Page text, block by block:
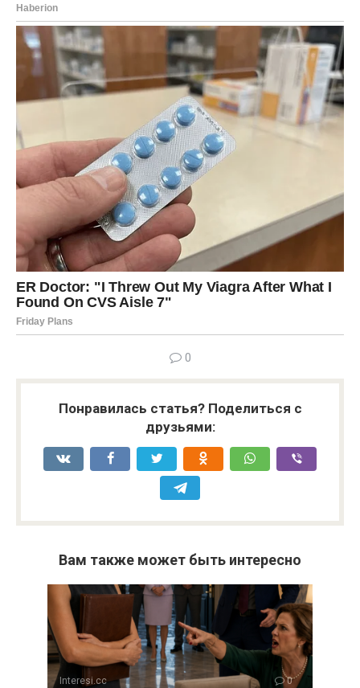
0
Понравилась статья? Поделиться с
друзьями:
Вам также может быть интересно
Interesi.cc 0